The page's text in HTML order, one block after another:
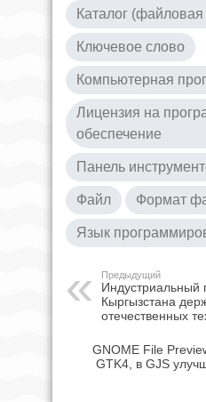
Каталог
Ключевое слово
Компьютерная
Лицензия на
обеспечение
Панель
Файл Формат
Язык
Предыдущий
Индустриальный
Кыргызстана
отечественных
GNOME File
GTK4, в GJS